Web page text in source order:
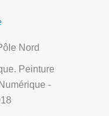
Nord
Peinture
-